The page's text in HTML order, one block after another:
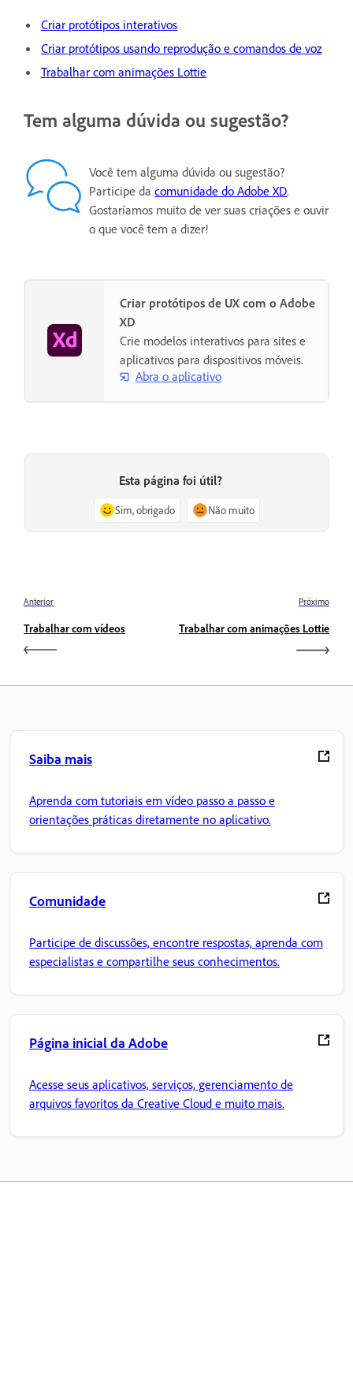
Criar protótipos interativos
Criar protótipos usando reprodução e comandos de voz
Trabalhar com animações Lottie
Tem alguma dúvida ou sugestão?
Você tem alguma dúvida ou sugestão?
Participe da comunidade do Adobe XD.
Gostaríamos muito de ver suas criações e ouvir
o que você tem a dizer!
Criar protótipos de UX com o Adobe
XD
Crie modelos interativos para sites e
aplicativos para dispositivos móveis.
Abra o aplicativo
Esta página foi útil?
Sim, obrigado Não muito
Anterior
Trabalhar com vídeos
Próximo
Trabalhar com animações Lottie
Saiba mais
Aprenda com tutoriais em vídeo passo a passo e
orientações práticas diretamente no aplicativo.
Comunidade
Participe de discussões, encontre respostas, aprenda com
especialistas e compartilhe seus conhecimentos.
Página inicial da Adobe
Acesse seus aplicativos, serviços, gerenciamento de
arquivos favoritos da Creative Cloud e muito mais.